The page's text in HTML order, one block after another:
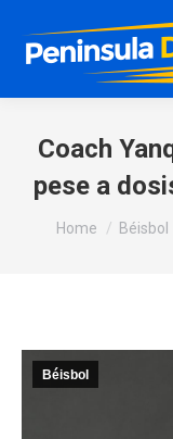
Coach
pese a
You are here:
Home Béisbol
Béisbol